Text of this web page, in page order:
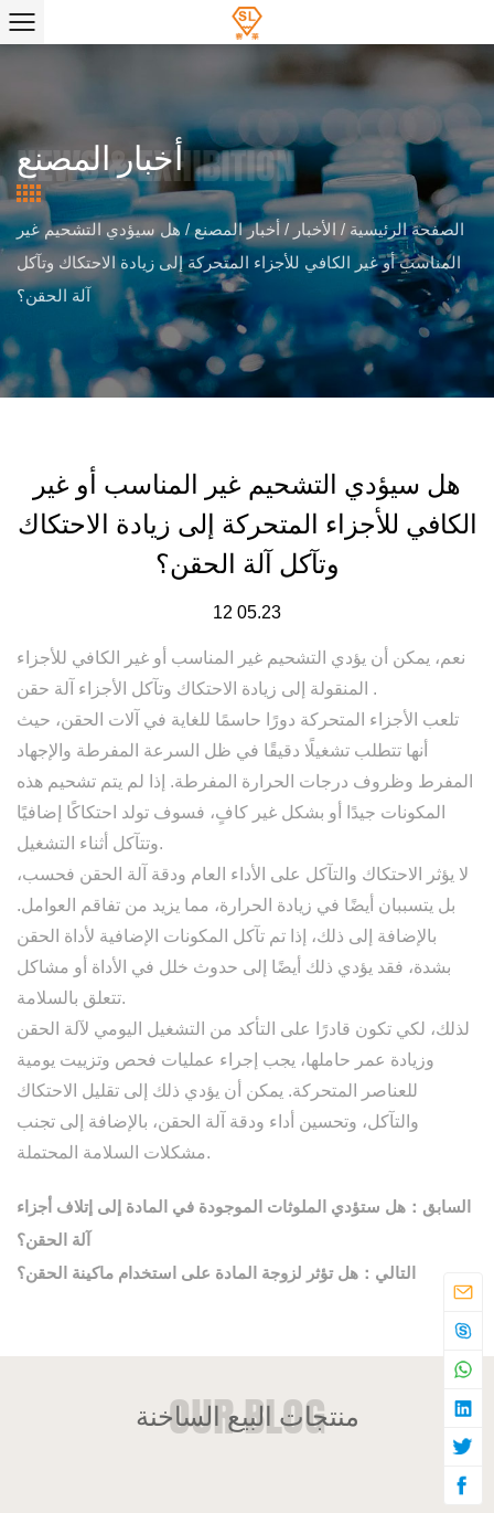
أخبار المصنع
الصفحة الرئيسية / الأخبار / أخبار المصنع/ هل سيؤدي التشحيم غير
المناسب أو غير الكافي للأجزاء المتحركة إلى زيادة الاحتكاك وتآكل
آلة الحقن؟
هل سيؤدي التشحيم غير المناسب أو غير
الكافي للأجزاء المتحركة إلى زيادة الاحتكاك
وتآكل آلة الحقن؟
12 05.23
نعم، يمكن أن يؤدي التشحيم غير المناسب أو غير الكافي للأجزاء
المنقولة إلى زيادة الاحتكاك وتآكل الأجزاء .
تلعب الأجزاء المتحركة دورًا حاسمًا للغاية في آلات الحقن، حيث
أنها تتطلب تشغيلًا دقيقًا في ظل السرعة المفرطة والإجهاد
المفرط وظروف درجات الحرارة المفرطة. إذا لم يتم تشحيم هذه
المكونات جيدًا أو بشكل غير كافٍ، فسوف تولد احتكاكًا إضافيًا
وتتآكل أثناء التشغيل.
لا يؤثر الاحتكاك والتآكل على الأداء العام ودقة آلة الحقن فحسب،
بل يتسببان أيضًا في زيادة الحرارة، مما يزيد من تفاقم العوامل.
بالإضافة إلى ذلك، إذا تم تآكل المكونات الإضافية لأداة الحقن
بشدة، فقد يؤدي ذلك أيضًا إلى حدوث خلل في الأداة أو مشاكل
تتعلق بالسلامة.
لذلك، لكي تكون قادرًا على التأكد من التشغيل اليومي لآلة الحقن
وزيادة عمر حاملها، يجب إجراء عمليات فحص وتزييت يومية
للعناصر المتحركة. يمكن أن يؤدي ذلك إلى تقليل الاحتكاك
والتآكل، وتحسين أداء ودقة آلة الحقن، بالإضافة إلى تجنب
مشكلات السلامة المحتملة.
السابق：هل ستؤدي الملوثات الموجودة في المادة إلى إتلاف أجزاء
آلة الحقن؟
التالي：هل تؤثر لزوجة المادة على استخدام ماكينة الحقن؟
منتجات البيع الساخنة